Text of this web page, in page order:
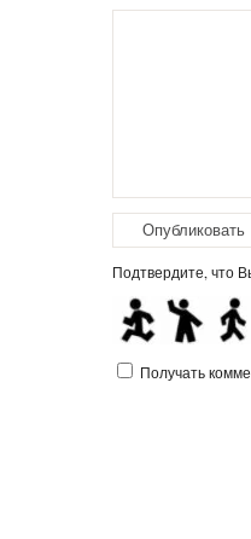
Подтвердите, что
Получать